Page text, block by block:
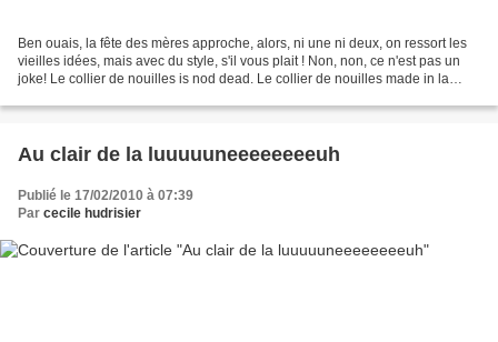
Ben ouais, la fête des mères approche, alors, ni une ni deux, on ressort les
vieilles idées, mais avec du style, s'il vous plait ! Non, non, ce n'est pas un
joke! Le collier de nouilles is nod dead. Le collier de nouilles made in la
Au clair de la luuuuuneeeeeeeeuh
Publié le 17/02/2010 à 07:39
Par cecile hudrisier